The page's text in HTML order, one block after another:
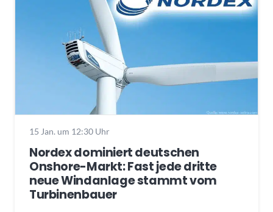
15 Jan. um 12:30 Uhr
Nordex dominiert deutschen
Onshore-Markt: Fast jede dritte
neue Windanlage stammt vom
Turbinenbauer